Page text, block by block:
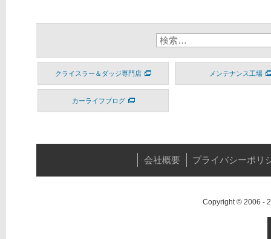
クライスラー＆ダッジ専門店 メンテナンス工場
カーライフブログ
会社概要 プライバシーポリ
Copyright © 2006 -